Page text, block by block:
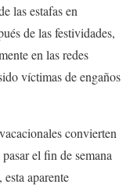
las estafas en
de las festividades,
en las redes
víctimas de engaños
convierten
el fin de semana
aparente